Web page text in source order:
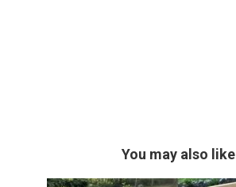
You may also like